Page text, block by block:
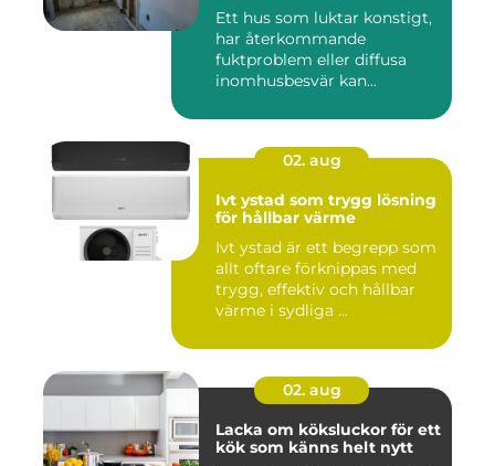
Ett hus som luktar konstigt,
har återkommande
fuktproblem eller diffusa
inomhusbesvär kan...
02. aug
Ivt ystad som trygg lösning
för hållbar värme
Ivt ystad är ett begrepp som
allt oftare förknippas med
trygg, effektiv och hållbar
värme i sydliga ...
02. aug
Lacka om köksluckor för ett
kök som känns helt nytt